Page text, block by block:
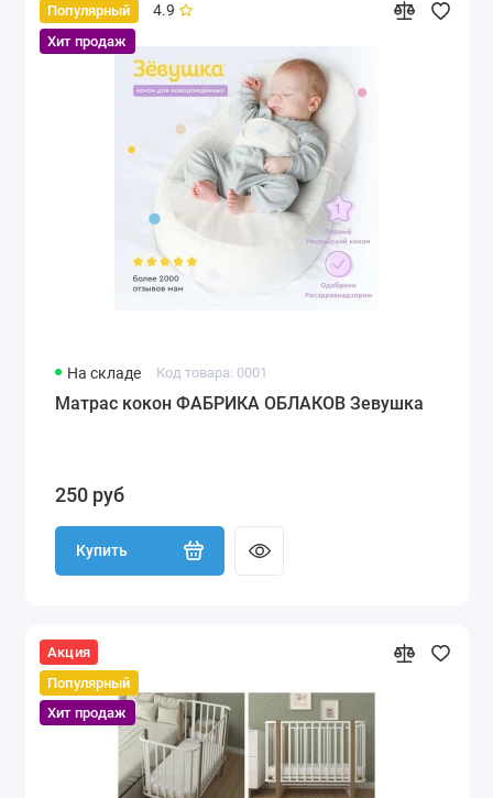
Популярный
Хит продаж
4.9
На складе Код товара: 0001
Матрас кокон ФАБРИКА ОБЛАКОВ Зевушка
250 руб
Купить
Акция
Популярный
Хит продаж